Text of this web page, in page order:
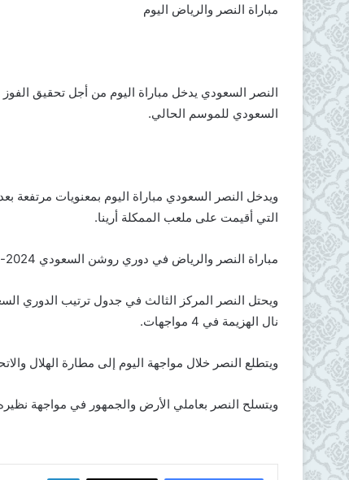
مباراة النصر والرياض اليوم
النصر السعودي يدخل مباراة اليوم من أجل تحقيق
السعودي للموسم الحالي.
التي أقيمت على ملعب الممكلة أرينا.
مباراة النصر والرياض في دوري روشن السعودي 2024-25
نال الهزيمة في 4 مواجهات.
ويتطلع النصر خلال مواجهة اليوم إلى مطارة الهلال
ويتسلح النصر بعاملي الأرض والجمهور في مواجهة